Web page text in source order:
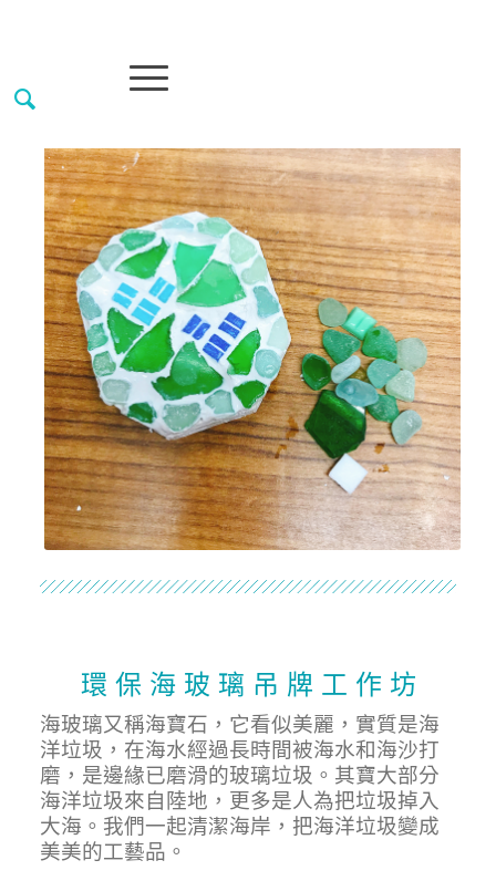
環 保 海 玻 璃 吊 牌 工 作 坊
海玻璃又稱海寶石，它看似美麗，實質是海
洋垃圾，在海水經過長時間被海水和海沙打
磨，是邊緣已磨滑的玻璃垃圾。其寶大部分
海洋垃圾來自陸地，更多是人為把垃圾掉入
大海。我們一起清潔海岸，把海洋垃圾變成
美美的工藝品。